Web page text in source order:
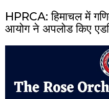
HPRCA: हिमाचल में
आयोग ने अपलोड किए